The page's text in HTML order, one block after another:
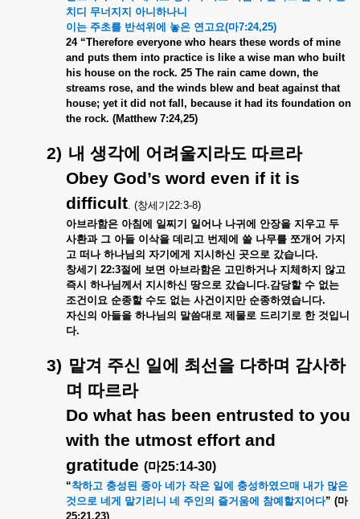
치디 무너지지 아니하나니
이는 주초를 반석위에 놓은 연고요(마7:24,25)
24 “Therefore everyone who hears these words of mine
and puts them into practice is like a wise man who built
his house on the rock. 25 The rain came down, the
streams rose, and the winds blew and beat against that
house; yet it did not fall, because it had its foundation on
the rock. (Matthew 7:24,25)
2) 내 생각에 어려울지라도 따르라
Obey God’s word even if it is
difficult. (창세기22:3-8)
아브라함은 아침에 일찌기 일어나 나귀에 안장을 지우고 두
사환과 그 아들 이삭을 데리고 번제에 쓸 나무를 쪼개어 가지
고 떠나 하나님의 자기에게 지시하신 곳으로 갔습니다.
창세기 22:3절에 보면 아브라함은 고민하거나 지체하지 않고
즉시 하나님께서 지시하신 땅으로 갔습니다.감당할 수 없는
조건이요 순종할 수도 없는 사건이지만 순종하였습니다.
자신의 아들을 하나님의 말씀대로 제물로 드리기로 한 것입니
다.
3) 맡겨 주신 일에 최선을 다하며 감사하
며 따르라
Do what has been entrusted to you
with the utmost effort and
gratitude (마25:14-30)
“착하고 충성된 종아 네가 작은 일에 충성하였으매 내가 많은
것으로 네게 맡기리니 네 주인의 즐거움에 참예할지어다” (마
25:21,23)